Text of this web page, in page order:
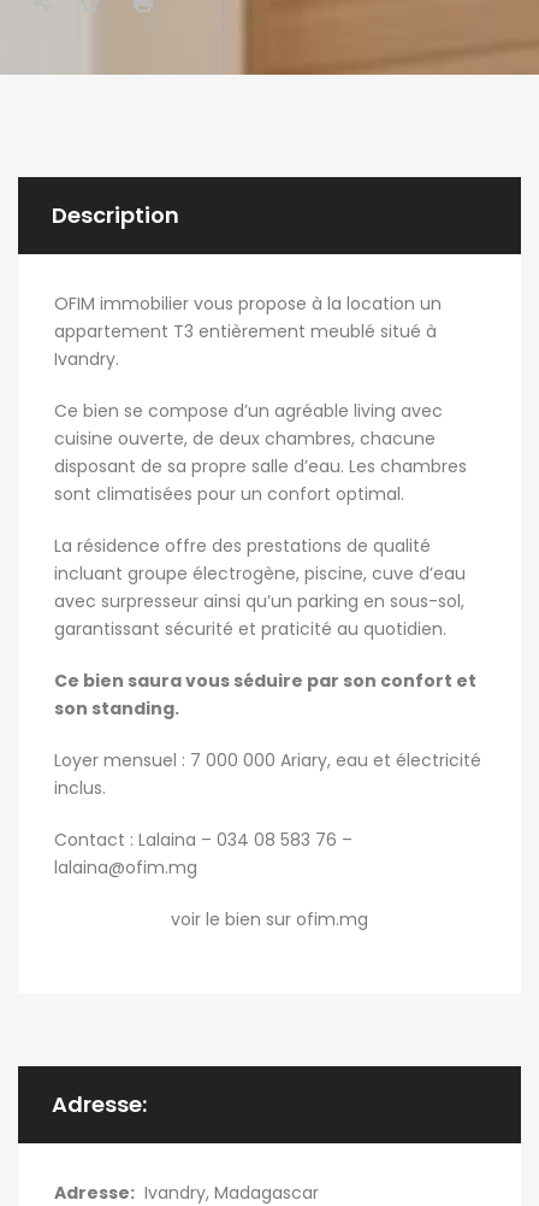
Description
OFIM immobilier vous propose à la location un
appartement T3 entièrement meublé situé à
Ivandry.
Ce bien se compose d’un agréable living avec
cuisine ouverte, de deux chambres, chacune
disposant de sa propre salle d’eau. Les chambres
sont climatisées pour un confort optimal.
La résidence offre des prestations de qualité
incluant groupe électrogène, piscine, cuve d’eau
avec surpresseur ainsi qu’un parking en sous-sol,
garantissant sécurité et praticité au quotidien.
Ce bien saura vous séduire par son confort et
son standing.
Loyer mensuel : 7 000 000 Ariary, eau et électricité
inclus.
Contact : Lalaina – 034 08 583 76 –
lalaina@ofim.mg
voir le bien sur ofim.mg
Adresse:
Adresse: Ivandry, Madagascar